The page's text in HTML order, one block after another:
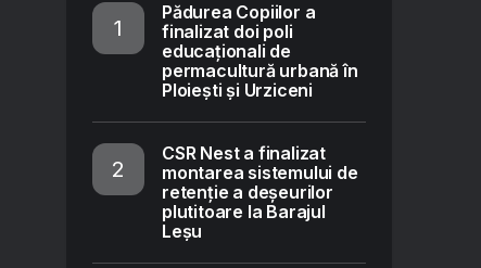
Pădurea Copiilor a
finalizat doi poli
educaționali de
permacultură urbană în
Ploiești și Urziceni
CSR Nest a finalizat
montarea sistemului de
retenție a deșeurilor
plutitoare la Barajul
Leșu